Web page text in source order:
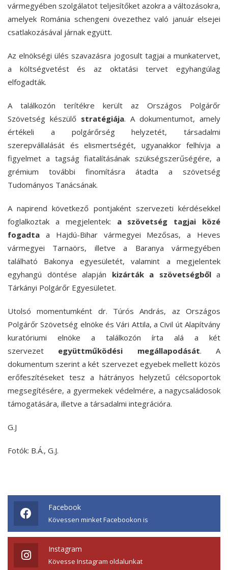
vármegyében szolgálatot teljesítőket azokra a változásokra,
amelyek Románia schengeni övezethez való január elsejei
csatlakozásával járnak együtt.
Az elnökségi ülés szavazásra jogosult tagjai a munkatervet,
a költségvetést és az oktatási tervet egyhangúlag
elfogadták.
A találkozón terítékre került az Országos Polgárőr
Szövetség készülő stratégiája. A dokumentumot, amely
értékeli a polgárőrség helyzetét, társadalmi
szerepvállalását és elismertségét, ugyanakkor felhívja a
figyelmet a tagság fiatalításának szükségszerűségére, a
grémium további finomításra átadta a szövetség
Tudományos Tanácsának.
A napirend következő pontjaként szervezeti kérdésekkel
foglalkoztak a megjelentek: a szövetség tagjai közé
fogadta a Hajdú-Bihar vármegyei Mezősas, a Heves
vármegyei Tarnaörs, illetve a Baranya vármegyében
található Bakonya egyesületét, valamint a megjelentek
egyhangú döntése alapján kizárták a szövetségbőla
Tárkányi Polgárőr Egyesületet.
Utolsó momentumként dr. Túrós András, az Országos
Polgárőr Szövetség elnöke és Vári Attila, a Civil út Alapítvány
kuratóriumi elnöke a találkozón írta alá a két
szervezet együttműködési megállapodását. A
dokumentum szerint a két szervezet egyebek mellett közös
erőfeszítéseket tesz a hátrányos helyzetű célcsoportok
megsegítésére, a gyermekek védelmére, a nagycsaládosok
támogatására, illetve a társadalmi integrációra.
G.J
Fotók: B.Á., G.J.
Facebook
Kövessen minket Facebookon is
Instagram
Kövesse Instagram oldalunkat